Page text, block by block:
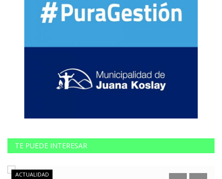
TE PUEDE INTERESAR
ACTUALIDAD